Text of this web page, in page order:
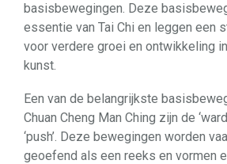
basisbewegingen. Deze
essentie van Tai Chi en leggen een
voor verdere groei en ontwikkeling
kunst.
Een van de belangrijkste
Chuan Cheng Man Ching zijn de
‘push’. Deze bewegingen worden
geoefend als een reeks en vormen